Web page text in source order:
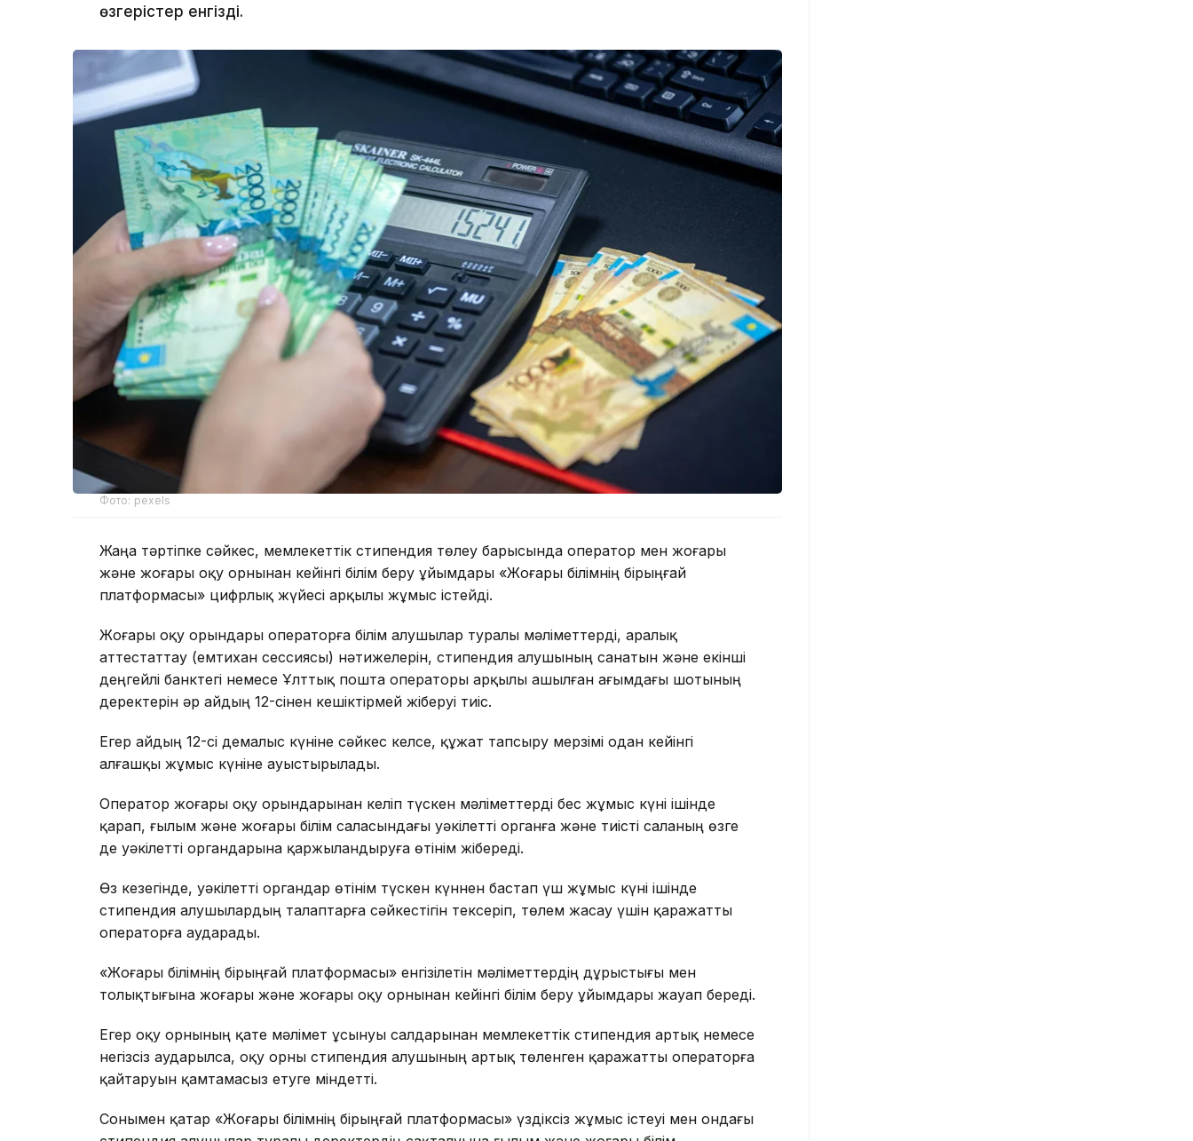
өзгерістер енгізді.
Фото: pexels
Жаңа тәртіпке сәйкес, мемлекеттік стипендия төлеу барысында оператор мен жоғары
және жоғары оқу орнынан кейінгі білім беру ұйымдары «Жоғары білімнің бірыңғай
платформасы» цифрлық жүйесі арқылы жұмыс істейді.
Жоғары оқу орындары операторға білім алушылар туралы мәліметтерді, аралық
аттестаттау (емтихан сессиясы) нәтижелерін, стипендия алушының санатын және екінші
деңгейлі банктегі немесе Ұлттық пошта операторы арқылы ашылған ағымдағы шотының
деректерін әр айдың 12-сінен кешіктірмей жіберуі тиіс.
Егер айдың 12-сі демалыс күніне сәйкес келсе, құжат тапсыру мерзімі одан кейінгі
алғашқы жұмыс күніне ауыстырылады.
Оператор жоғары оқу орындарынан келіп түскен мәліметтерді бес жұмыс күні ішінде
қарап, ғылым және жоғары білім саласындағы уәкілетті органға және тиісті саланың өзге
де уәкілетті органдарына қаржыландыруға өтінім жібереді.
Өз кезегінде, уәкілетті органдар өтінім түскен күннен бастап үш жұмыс күні ішінде
стипендия алушылардың талаптарға сәйкестігін тексеріп, төлем жасау үшін қаражатты
операторға аударады.
«Жоғары білімнің бірыңғай платформасы» енгізілетін мәліметтердің дұрыстығы мен
толықтығына жоғары және жоғары оқу орнынан кейінгі білім беру ұйымдары жауап береді.
Егер оқу орнының қате мәлімет ұсынуы салдарынан мемлекеттік стипендия артық немесе
негізсіз аударылса, оқу орны стипендия алушының артық төленген қаражатты операторға
қайтаруын қамтамасыз етуге міндетті.
Сонымен қатар «Жоғары білімнің бірыңғай платформасы» үздіксіз жұмыс істеуі мен ондағы